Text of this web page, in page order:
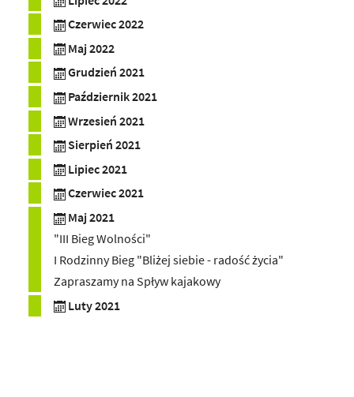
Czerwiec 2022
Maj 2022
Grudzień 2021
Październik 2021
Wrzesień 2021
Sierpień 2021
Lipiec 2021
Czerwiec 2021
Maj 2021
"III Bieg Wolności"
I Rodzinny Bieg "Bliżej siebie - radość życia"
Zapraszamy na Spływ kajakowy
Luty 2021